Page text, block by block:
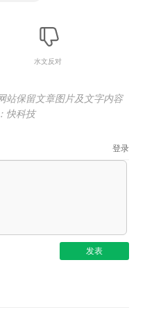
水文反对
站保留文章图片及文字内容
快科技
登录